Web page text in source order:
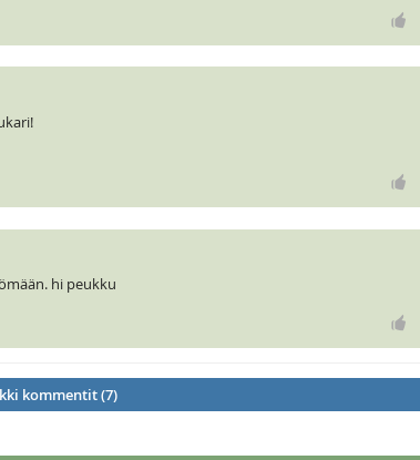
hi peukku
kommentit (7)